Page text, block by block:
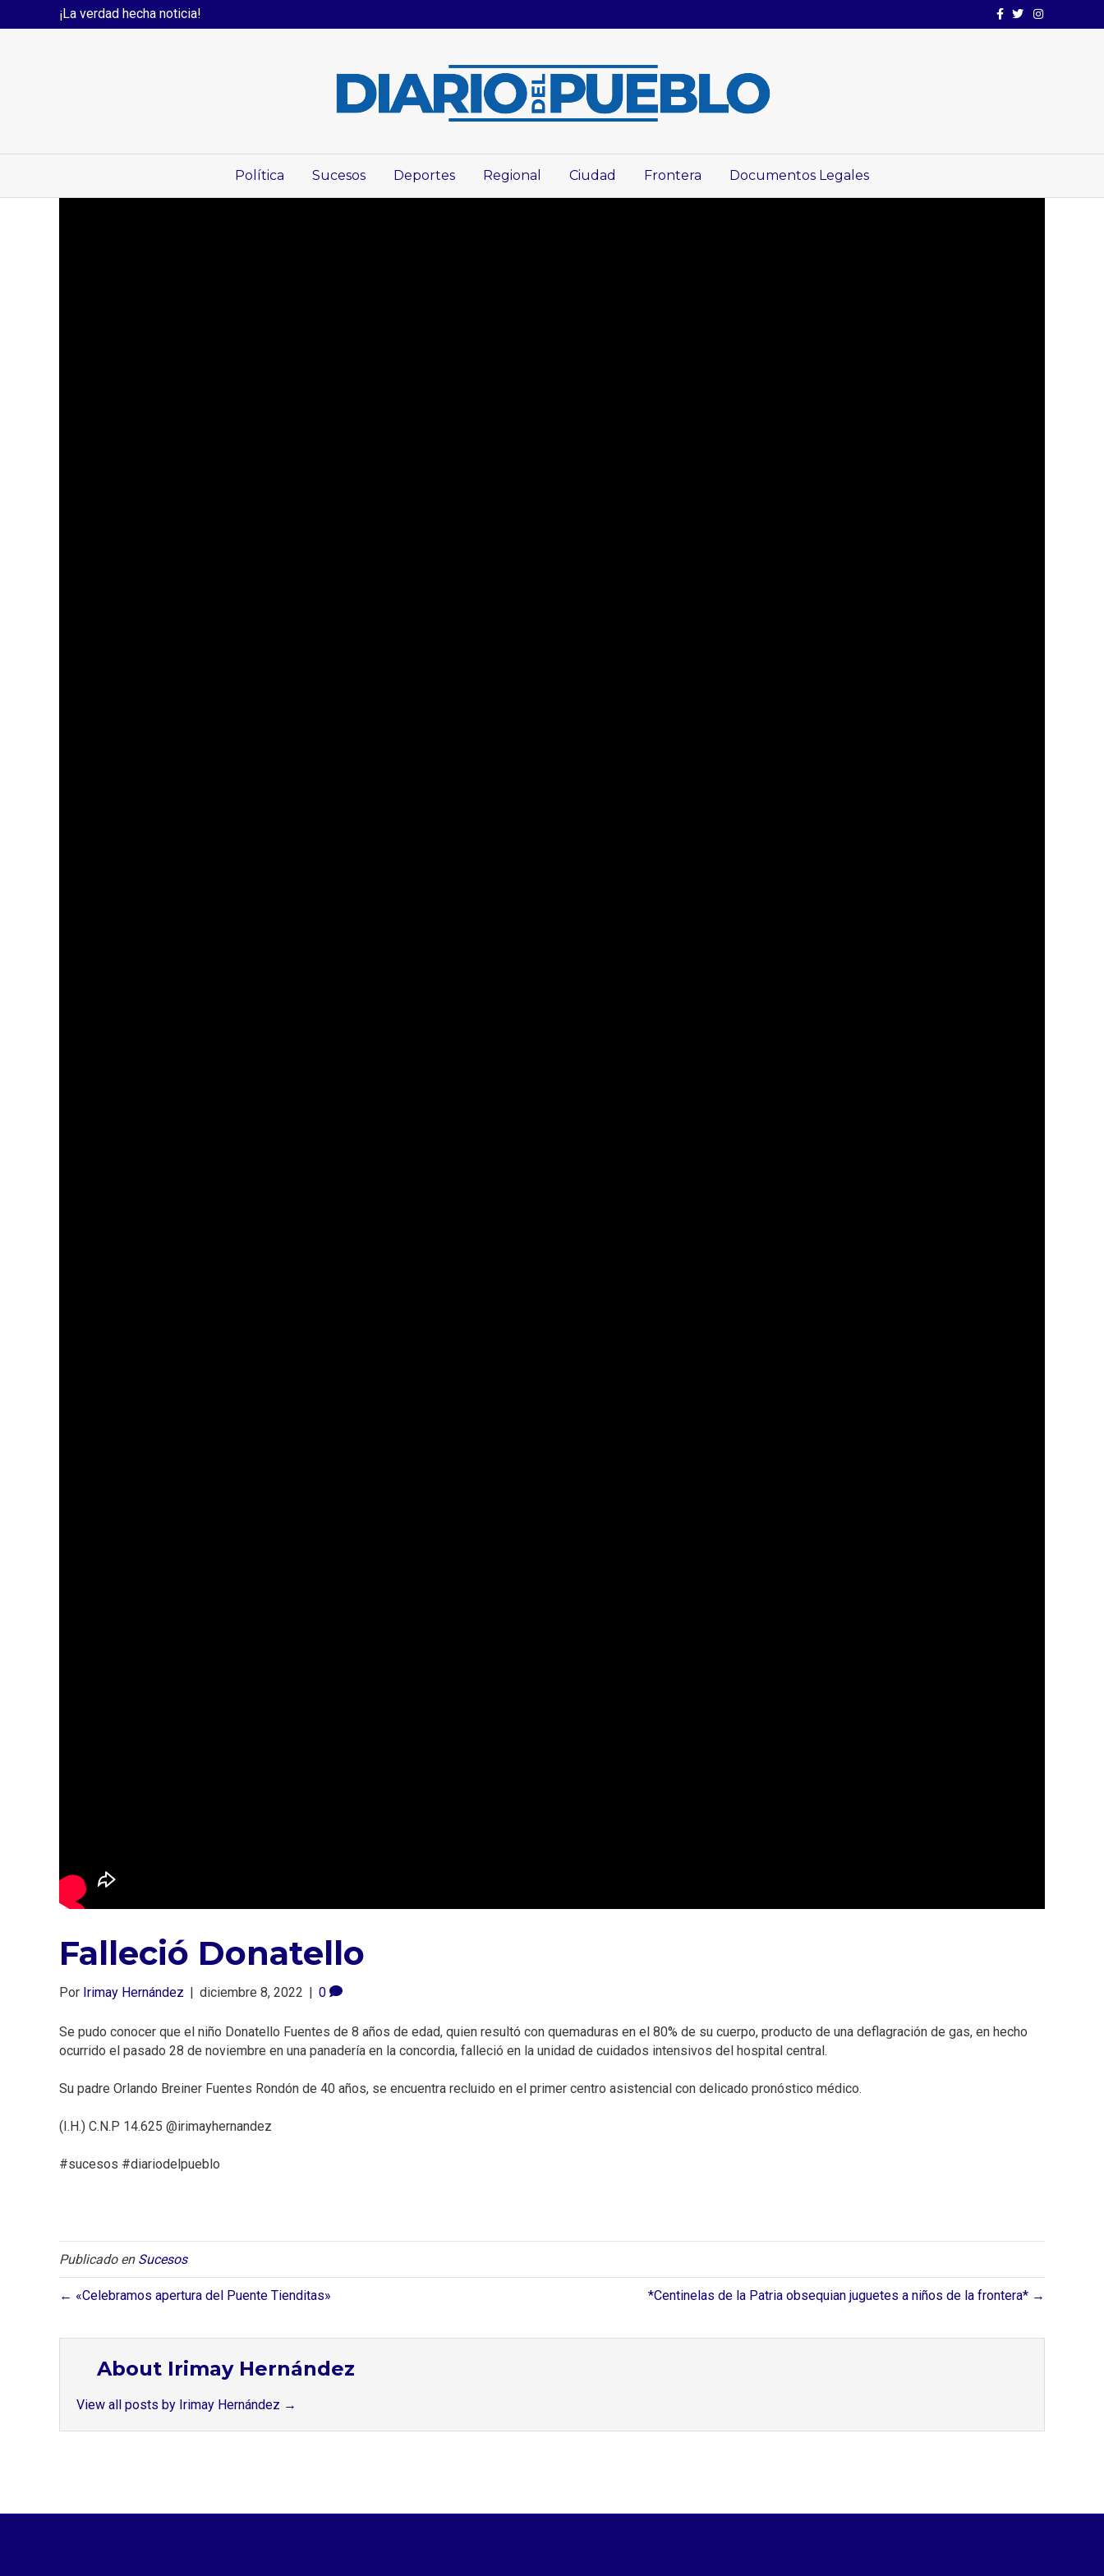
¡La verdad hecha noticia! Facebook
TwitterInstagram
Política Sucesos Deportes Regional Ciudad Frontera Documentos Legales
Falleció Donatello
Por Irimay Hernández | diciembre 8, 2022 | 0
Se pudo conocer que el niño Donatello Fuentes de 8 años de edad, quien resultó con quemaduras en el 80% de su cuerpo, producto de una deflagración de gas, en hecho
ocurrido el pasado 28 de noviembre en una panadería en la concordia, falleció en la unidad de cuidados intensivos del hospital central.⁣
Su padre Orlando Breiner Fuentes Rondón de 40 años, se encuentra recluido en el primer centro asistencial con delicado pronóstico médico.⁣
(I.H.) C.N.P 14.625 @irimayhernandez⁣
#sucesos #diariodelpueblo ⁣
Publicado en Sucesos
← «Celebramos apertura del Puente Tienditas» *Centinelas de la Patria obsequian juguetes a niños de la frontera* →
About Irimay Hernández
View all posts by Irimay Hernández →